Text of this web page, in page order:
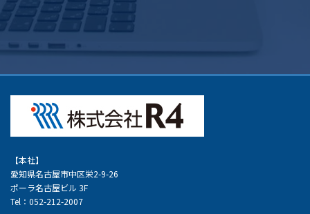
【本社】
愛知県名古屋市中区栄2-9-26
ポーラ名古屋ビル 3F
Tel：052-212-2007